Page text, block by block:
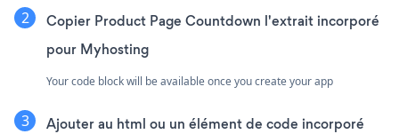
Copier Product Page Countdown l'extrait incorporé
pour Myhosting
Your code block will be available once you create your app
Ajouter au html ou un élément de code incorporé